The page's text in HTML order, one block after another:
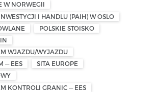
W NORWEGII
I HANDLU (PAIH) W OSLO
POLSKIE STOISKO
WJAZDU/WYJAZDU
— EES
SITA EUROPE
KONTROLI GRANIC — EES